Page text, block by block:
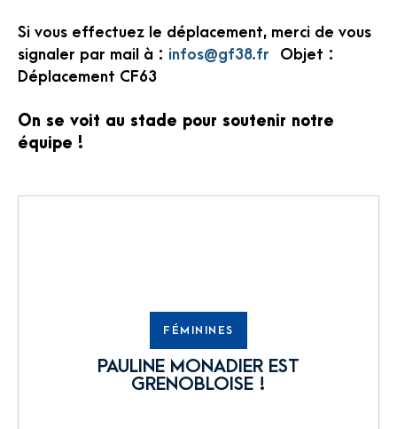
Si vous effectuez le déplacement, merci de vous
signaler par mail à : infos@gf38.fr Objet :
Déplacement CF63
On se voit au stade pour soutenir notre
équipe !
FÉMININES
PAULINE MONADIER EST
GRENOBLOISE !